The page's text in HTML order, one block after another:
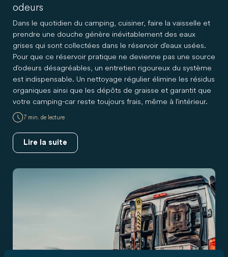
odeurs
Dans le quotidien du camping, cuisiner, faire la vaisselle et
prendre une douche génère inévitablement des eaux
grises qui sont collectées dans le réservoir d'eaux usées.
Pour que ce réservoir pratique ne devienne pas une source
d'odeurs désagréables, un entretien rigoureux du système
est indispensable. Un nettoyage régulier élimine les résidus
organiques ainsi que les dépôts de graisse et garantit que
votre camping-car reste toujours frais, même à l'intérieur.
7 min. de lecture
Lire la suite